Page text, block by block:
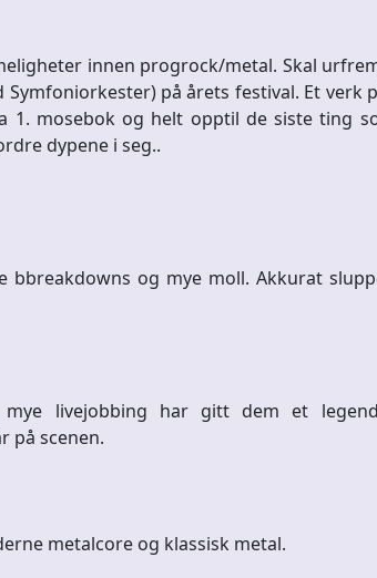
innen progrock/metal. Skal
på årets festival. Et verk
mosebok og helt opptil de siste ting
dypene i seg..
og mye moll. Akkurat
mye livejobbing har gitt dem et
på scenen.
metalcore og klassisk metal.